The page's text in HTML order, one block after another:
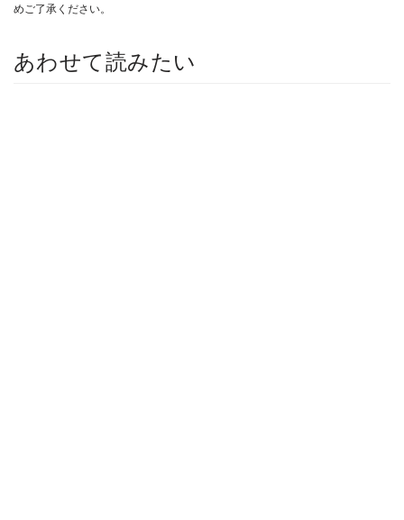
めご了承ください。
あわせて読みたい